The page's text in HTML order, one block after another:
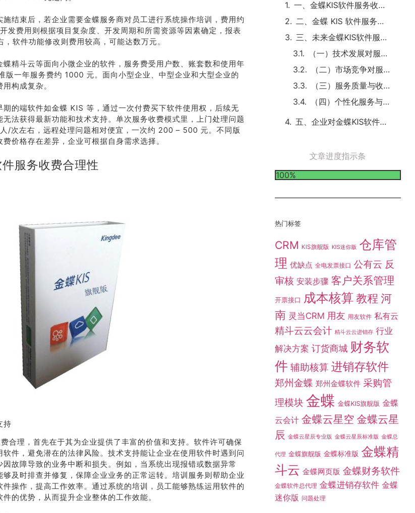
销售
在线沟
通
结束后，若企业需要金蝶服务商对员工进行系统操作培训，费用约
发费用则根据项目复杂度、开发周期和所需资源等因素确定，报表
软件功能修改则费用较高，可能达数万元。
精斗云等面向小微企业的软件，服务费受用户数、账套数和使用年
版一年服务费约 1000 元。面向小型企业、中型企业和大型企业的
构成复杂。
期的端软件如金蝶 KIS 等，通过一次付费买下软件使用权，后续无
无法获得最新功能和技术支持。单次服务收费模式里，上门处理问题
/次左右，远程处理问题相对便宜，一次约 200 – 500 元。不同版
价格存在差异，企业可根据自身需求选择。
服务收费合理性
持
合理，首先在于其为企业提供了丰富的价值和支持。软件许可确保
件，避免潜在的法律风险。技术支持能让企业在使用软件时遇到问
因故障导致的业务中断和损失。例如，当系统出现报错或数据异常
够及时排查并修复，保障企业业务的正常运转。培训服务则帮助企业
件操作，提高工作效率。通过系统的培训，员工能够熟练运用软件的
的优势，从而提升企业整体的工作效能。
一、金蝶KIS软件服务收费合理性
二、金蝶 KIS 软件服务费的影响因素
三、未来金蝶KIS软件服务费趋势
（一）技术发展对服务费的影响
（二）市场竞争对服务费的影响
（三）服务质量与收费标准的平衡
（四）个性化服务与收费模式创新
五、企业对金蝶KIS软件服务费的选择策略
文章进度指示条
100%
热门标签
CRM KIS旗舰版 KIS迷你版 仓库管
理 优缺点 全电发票接口 公有云 反
审核 安装步骤 客户关系管理
开票接口 成本核算 教程 河
南 灵当CRM 用友 用友软件 私有云
精斗云云会计 精斗云云进销存 行业
解决方案 订货商城 财务软
件 辅助核算 进销存软件
郑州金蝶 郑州金蝶软件 采购管
理模块 金蝶 金蝶KIS旗舰版 金蝶
云会计 金蝶云星空 金蝶云星
辰 金蝶云星辰专业版 金蝶云星辰标准版 金蝶总
代理 金蝶旗舰版 金蝶标准版 金蝶精
斗云 金蝶网页版 金蝶财务软件
金蝶软件总代理 金蝶进销存软件 金蝶
迷你版 问题处理